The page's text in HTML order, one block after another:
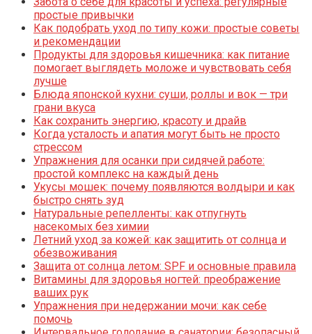
простые привычки
Как подобрать уход по типу кожи: простые советы
и рекомендации
Продукты для здоровья кишечника: как питание
помогает выглядеть моложе и чувствовать себя
лучше
Блюда японской кухни: суши, роллы и вок — три
грани вкуса
Как сохранить энергию, красоту и драйв
Когда усталость и апатия могут быть не просто
стрессом
Упражнения для осанки при сидячей работе:
простой комплекс на каждый день
Укусы мошек: почему появляются волдыри и как
быстро снять зуд
Натуральные репелленты: как отпугнуть
насекомых без химии
Летний уход за кожей: как защитить от солнца и
обезвоживания
Защита от солнца летом: SPF и основные правила
Витамины для здоровья ногтей: преображение
ваших рук
Упражнения при недержании мочи: как себе
помочь